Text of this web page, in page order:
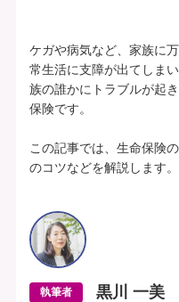
ケガや病気など、家族に
常生活に支障が出てしま
族の誰かにトラブルが起
保険です。
この記事では、生命保険
のコツなどを解説します。
執筆者 黒川 一美